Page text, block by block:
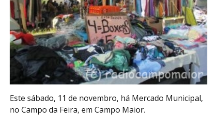
Este sábado, 11 de novembro, há Mercado Municipal,
no Campo da Feira, em Campo Maior.